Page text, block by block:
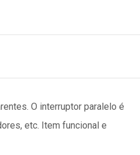
O interruptor paralelo é
etc. Item funcional e